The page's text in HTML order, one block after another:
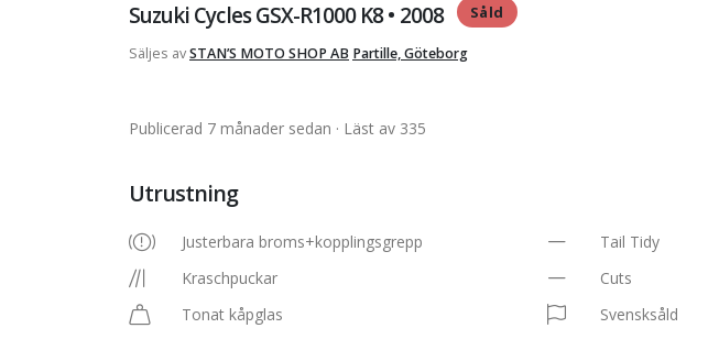
Suzuki Cycles GSX-R1000 K8 • 2008 Såld
Säljes avSTAN’S MOTO SHOP AB Partille, Göteborg
Publicerad 7 månader sedan · Läst av 335
Utrustning
Justerbara broms+kopplingsgrepp
Tail Tidy
Kraschpuckar
Cuts
Tonat kåpglas
Svensksåld